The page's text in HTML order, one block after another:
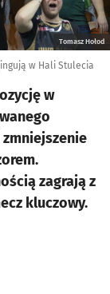
Tomasz Hołod
w Hali Stulecia
w
zagrają z
kluczowy.